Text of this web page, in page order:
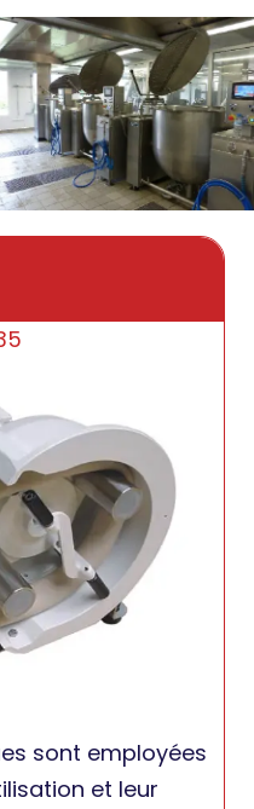
sont employées
et leur